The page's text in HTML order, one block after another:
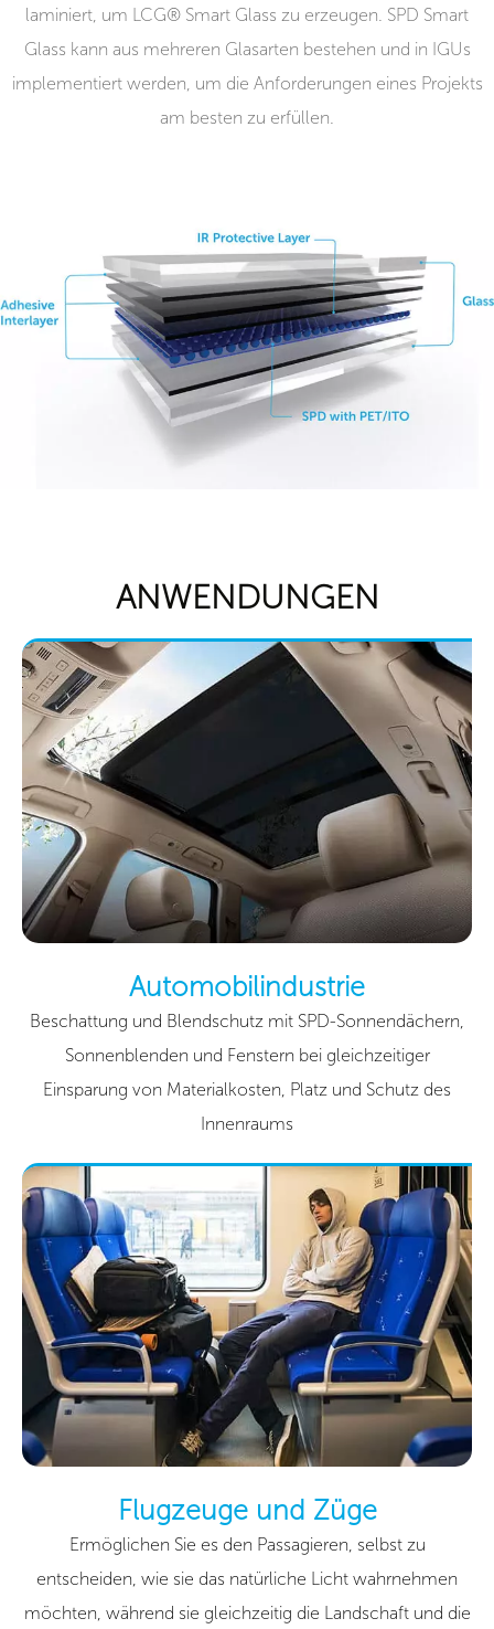
laminiert, um LCG® Smart Glass zu erzeugen. SPD Smart
Glass kann aus mehreren Glasarten bestehen und in IGUs
implementiert werden, um die Anforderungen eines Projekts
am besten zu erfüllen.
ANWENDUNGEN
Automobilindustrie
Beschattung und Blendschutz mit SPD-Sonnendächern,
Sonnenblenden und Fenstern bei gleichzeitiger
Einsparung von Materialkosten, Platz und Schutz des
Innenraums
Flugzeuge und Züge
Ermöglichen Sie es den Passagieren, selbst zu
entscheiden, wie sie das natürliche Licht wahrnehmen
möchten, während sie gleichzeitig die Landschaft und die